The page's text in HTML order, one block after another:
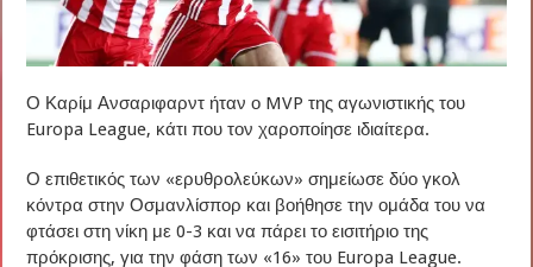
Ο Καρίμ Ανσαριφαρντ ήταν ο MVP της αγωνιστικής του
Europa League, κάτι που τον χαροποίησε ιδιαίτερα.
Ο επιθετικός των «ερυθρολεύκων» σημείωσε δύο γκολ
κόντρα στην Οσμανλίσπορ και βοήθησε την ομάδα του να
φτάσει στη νίκη με 0-3 και να πάρει το εισιτήριο της
πρόκρισης, για την φάση των «16» του Europa League.